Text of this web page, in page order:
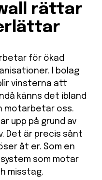
rättar
för ökad
I bolag
vinsterna att
känns det ibland
motarbetar oss.
upp på grund av
Det är precis sånt
åt er. Som en
som motar
misstag.